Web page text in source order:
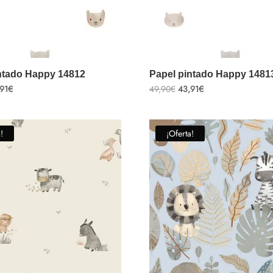
Happy 14812
€El
43,91€.
Papel pintado Happy
49,90€ El
precio
49,90€.
43,91€El
43,91€.
¡Oferta!